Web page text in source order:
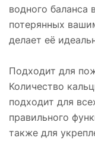
водного баланса
потерянных
делает её
Подходит для
Количество
подходит для
правильного
также для